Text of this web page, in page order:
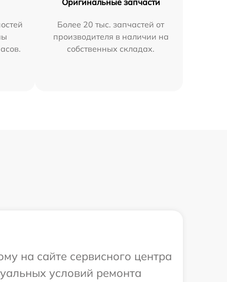
Оригинальные запчасти
Более 20 тыс. запчастей от
производителя в наличии на
собственных складах.
на сайте сервисного центра
условий ремонта